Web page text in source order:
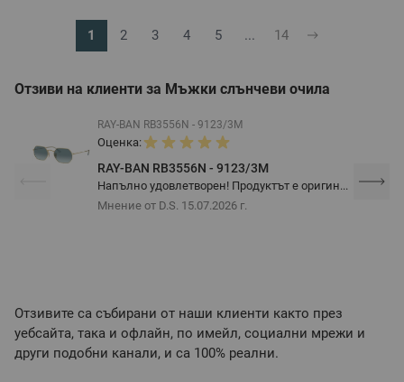
В момента четете страница
1 Страница
2 Страница
3 Страница
4 Страница
5 ... Страница
14
Отзиви на клиенти за Мъжки слънчеви очила
RAY-BAN RB3556N - 9123/3M
Оценка:
RAY-BAN RB3556N - 9123/3M
Напълно удовлетворен! Продуктът е оригин...
Мнение от D.S. 15.07.2026 г.
Отзивите са събирани от наши клиенти както през
уебсайта, така и офлайн, по имейл, социални мрежи и
други подобни канали, и са 100% реални.